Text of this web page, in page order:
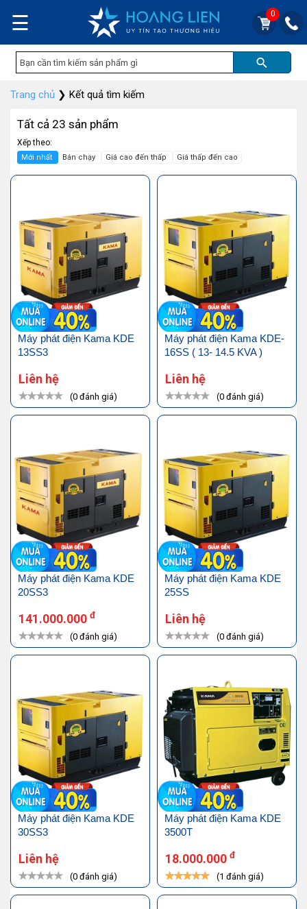
☰ 0
Trang chủ ❯ Kết quả tìm kiếm
Tất cả 23 sản phẩm
Xếp theo:
Mới nhất Bán chạy Giá cao đến thấp Giá thấp đến cao
Máy phát điện Kama KDE
13SS3
Liên hệ
(0 đánh giá)
Máy phát điện Kama KDE-
16SS ( 13- 14.5 KVA )
Liên hệ
(0 đánh giá)
Máy phát điện Kama KDE
20SS3
141.000.000 đ
(0 đánh giá)
Máy phát điện Kama KDE
25SS
Liên hệ
(0 đánh giá)
Máy phát điện Kama KDE
30SS3
Liên hệ
(0 đánh giá)
Máy phát điện Kama KDE
3500T
18.000.000 đ
(1 đánh giá)